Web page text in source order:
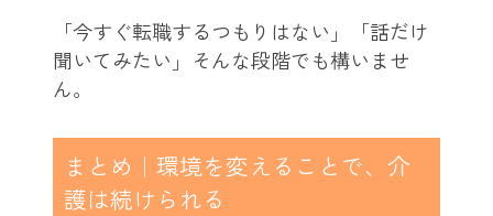
「今すぐ転職するつもりはない」「話だけ
聞いてみたい」そんな段階でも構いませ
ん。
まとめ｜環境を変えることで、介
護は続けられる